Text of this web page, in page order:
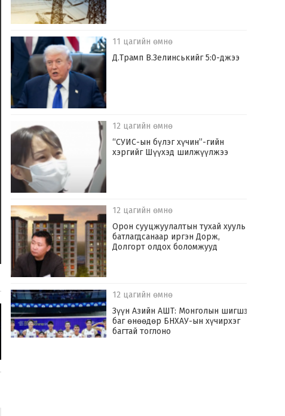
11 цагийн өмнө
Д.Трамп В.Зелинськийг 5:0-джээ
12 цагийн өмнө
“СУИС-ын бүлэг хүчин”-гийн
хэргийг Шүүхэд шилжүүлжээ
12 цагийн өмнө
Орон сууцжуулалтын тухай хууль
батлагдсанаар иргэн Дорж,
Долгорт олдох боломжууд
12 цагийн өмнө
Зүүн Азийн АШТ: Монголын шигшээ
баг өнөөдөр БНХАУ-ын хүчирхэг
багтай тоглоно